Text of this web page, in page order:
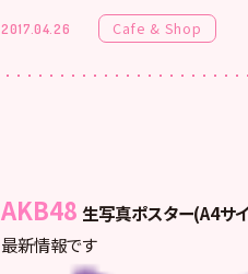
2017.04.26 Cafe & Shop
AKB48 生写真ポスター(A4サイ
最新情報です